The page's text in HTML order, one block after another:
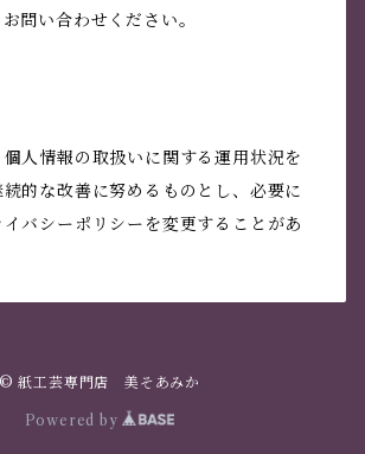
問い合わせください。
人情報の取扱いに関する運用状況を
的な改善に努めるものとし、必要に
バシーポリシーを変更することがあ
© 紙工芸専門店 美そあみか
Powered by